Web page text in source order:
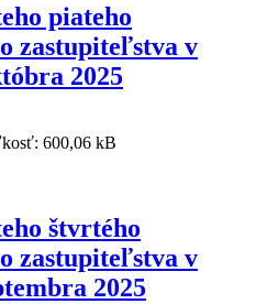
piateho
zastupiteľstva v
2025
600,06 kB
štvrtého
zastupiteľstva v
2025